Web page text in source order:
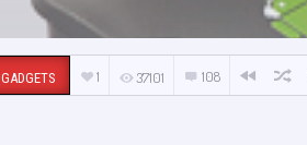
GADGETS 1 37101 108